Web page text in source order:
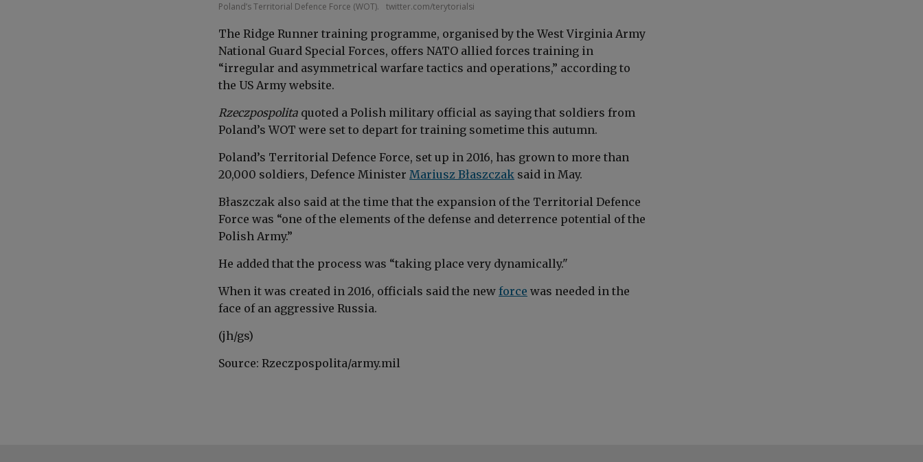
Poland’s Territorial Defence Force (WOT). twitter.com/terytorialsi
The Ridge Runner training programme, organised by the West Virginia Army
National Guard Special Forces, offers NATO allied forces training in
“irregular and asymmetrical warfare tactics and operations,” according to
the US Army website.
Rzeczpospolita quoted a Polish military official as saying that soldiers from
Poland’s WOT were set to depart for training sometime this autumn.
Poland’s Territorial Defence Force, set up in 2016, has grown to more than
20,000 soldiers, Defence Minister Mariusz Błaszczak said in May.
Błaszczak also said at the time that the expansion of the Territorial Defence
Force was “one of the elements of the defense and deterrence potential of the
Polish Army.”
He added that the process was “taking place very dynamically."
When it was created in 2016, officials said the new force was needed in the
face of an aggressive Russia.
(jh/gs)
Source: Rzeczpospolita/army.mil